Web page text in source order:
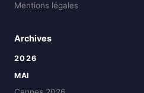
Mentions légales
Archives
2026
MAI